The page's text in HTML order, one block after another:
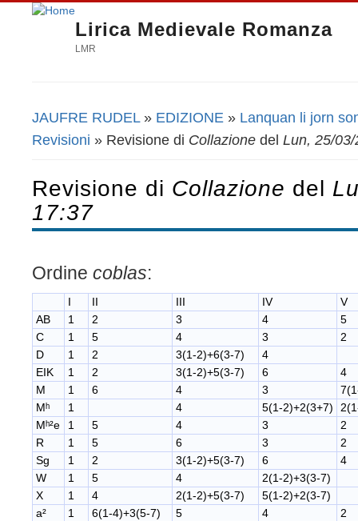
Lirica Medievale Romanza
LMR
Tu sei qui
JAUFRE RUDEL » EDIZIONE » Lanquan li jorn
Revisioni » Revisione di Collazione del Lun, 25/
Revisione di Collazione del
17:37
Ordine coblas:
I II III IV
V
AB
1 2 3 4
5
C
1 5 4 3
2
D
1 2 3(1-2)+6(3-7)
4
EIK
1 2 3(1-2)+5(3-7) 6
4
M
1 6 4 3
Mʰ
1 4 5(1-2)+2(3+7)
Mʰ²e
1 5 4 3
2
R
1 5 6 3
2
Sg
1 2 3(1-2)+5(3-7) 6
4
W
1 5 4
2(1-2)+3(3-7)
X
1 4 2(1-2)+5(3-7)
5(1-2)+2(3-7)
a²
1 6(1-4)+3(5-7) 5 4
2